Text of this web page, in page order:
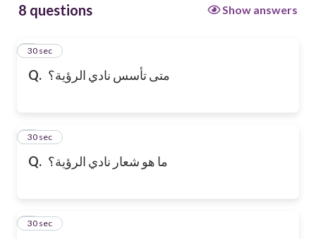
8 questions Show answers
Q. متى تأسس نادي الرؤية؟
1
30 sec
Q. ما هو شعار نادي الرؤية؟
2
30 sec
3
30 sec